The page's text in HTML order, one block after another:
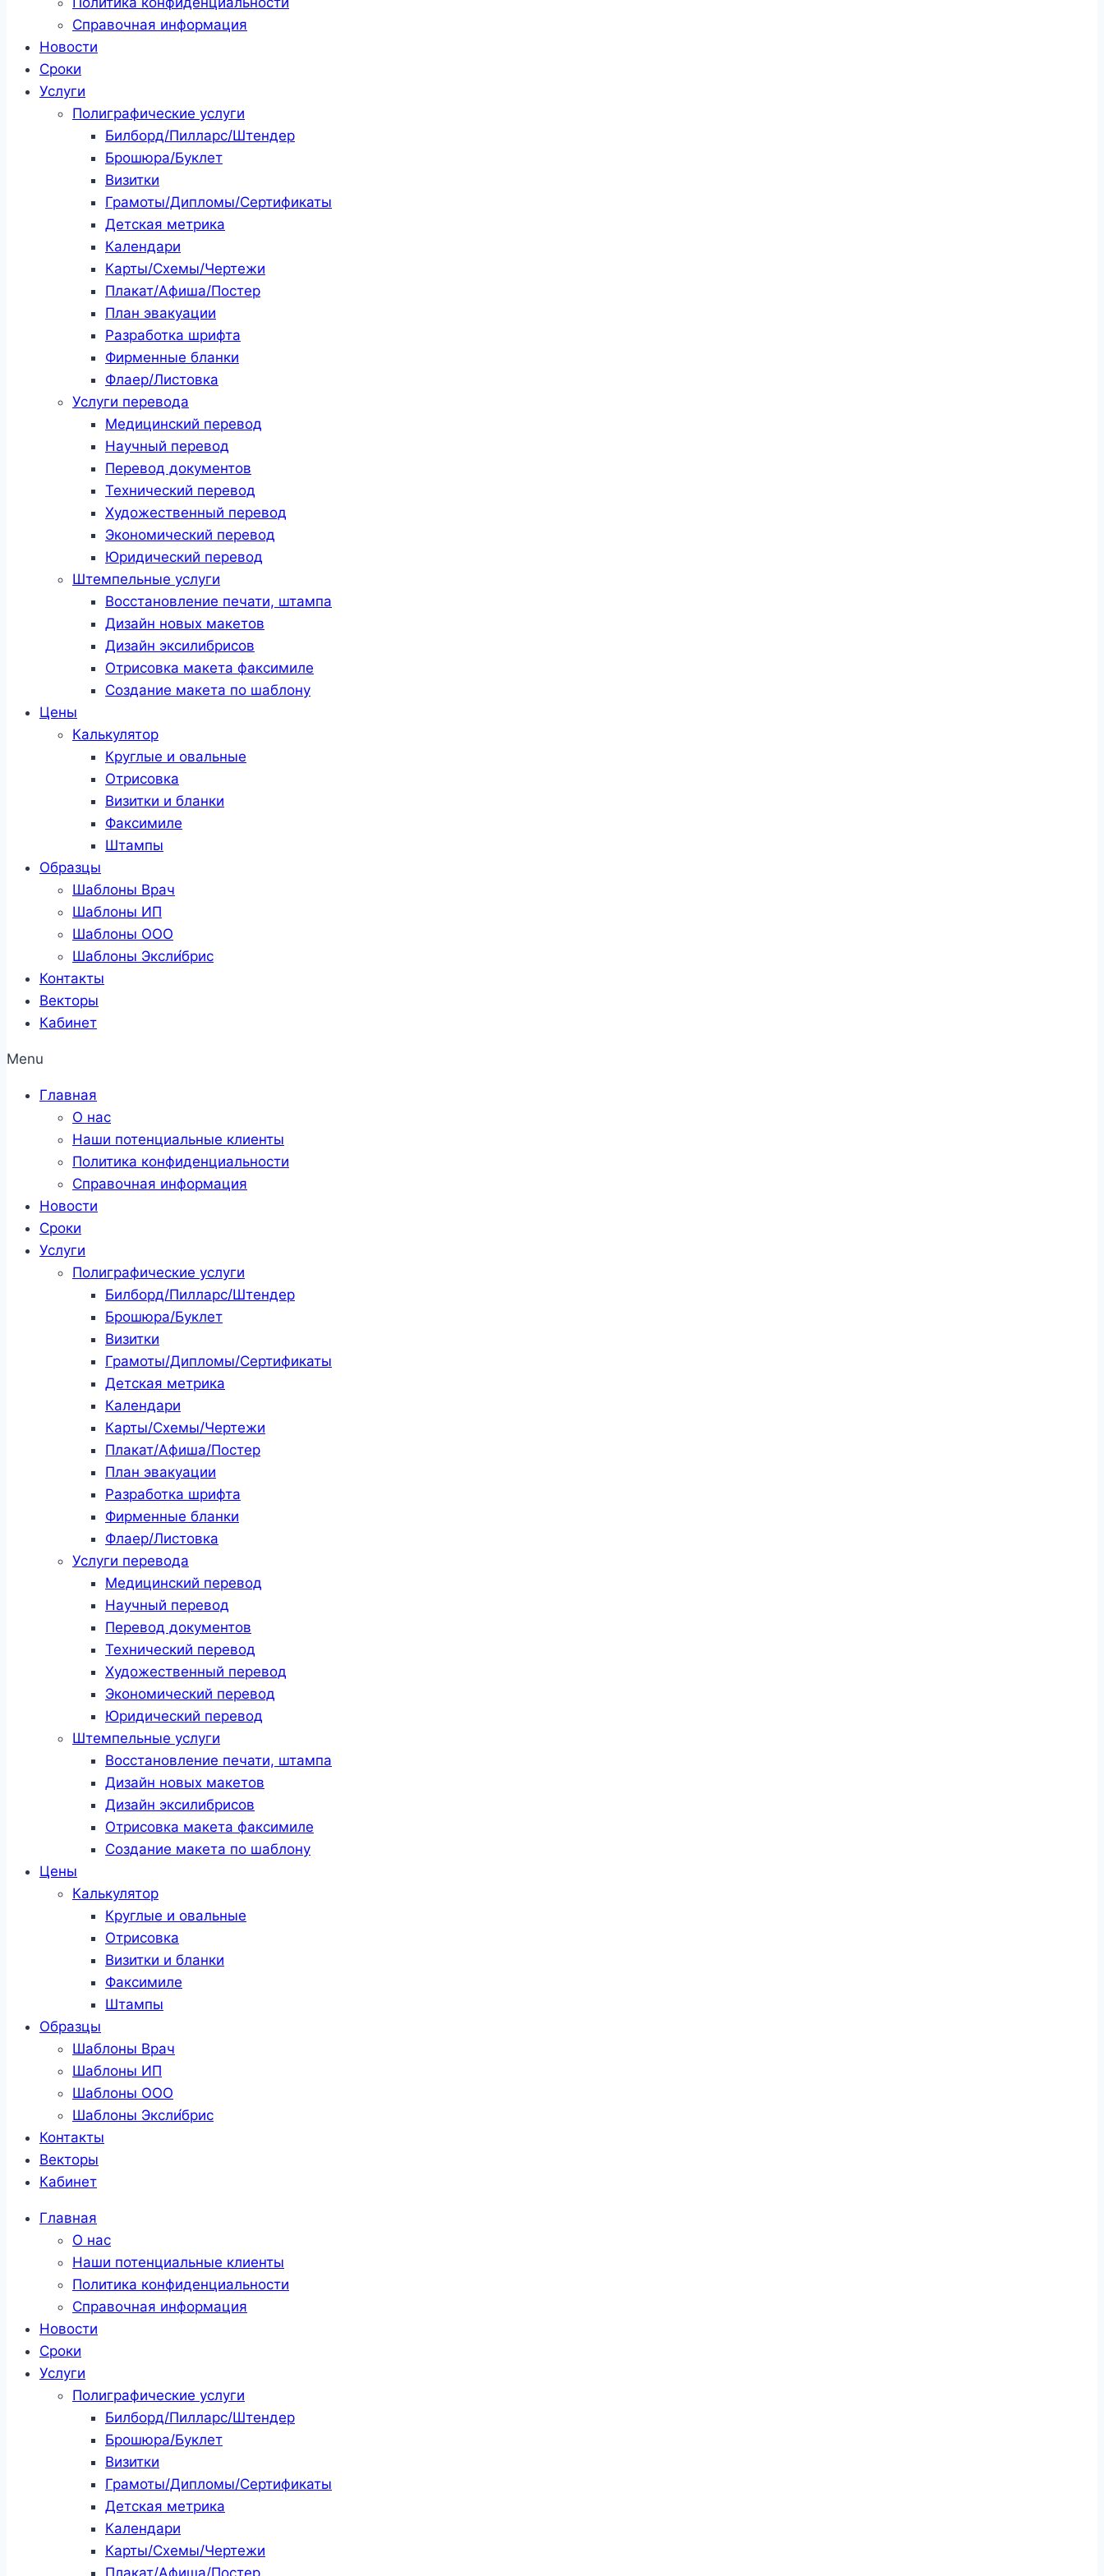
Справочная информация
Новости
Сроки
Услуги
Полиграфические услуги
Билборд/Пилларс/Штендер
Брошюра/Буклет
Визитки
Грамоты/Дипломы/Сертификаты
Детская метрика
Календари
Карты/Схемы/Чертежи
Плакат/Афиша/Постер
План эвакуации
Разработка шрифта
Фирменные бланки
Флаер/Листовка
Услуги перевода
Медицинский перевод
Научный перевод
Перевод документов
Технический перевод
Художественный перевод
Экономический перевод
Юридический перевод
Штемпельные услуги
Восстановление печати, штампа
Дизайн новых макетов
Дизайн эксилибрисов
Отрисовка макета факсимиле
Создание макета по шаблону
Цены
Калькулятор
Круглые и овальные
Отрисовка
Визитки и бланки
Факсимиле
Штампы
Образцы
Шаблоны Врач
Шаблоны ИП
Шаблоны ООО
Шаблоны Эксли́брис
Контакты
Векторы
Кабинет
Menu
Главная
О нас
Наши потенциальные клиенты
Политика конфиденциальности
Справочная информация
Новости
Сроки
Услуги
Полиграфические услуги
Билборд/Пилларс/Штендер
Брошюра/Буклет
Визитки
Грамоты/Дипломы/Сертификаты
Детская метрика
Календари
Карты/Схемы/Чертежи
Плакат/Афиша/Постер
План эвакуации
Разработка шрифта
Фирменные бланки
Флаер/Листовка
Услуги перевода
Медицинский перевод
Научный перевод
Перевод документов
Технический перевод
Художественный перевод
Экономический перевод
Юридический перевод
Штемпельные услуги
Восстановление печати, штампа
Дизайн новых макетов
Дизайн эксилибрисов
Отрисовка макета факсимиле
Создание макета по шаблону
Цены
Калькулятор
Круглые и овальные
Отрисовка
Визитки и бланки
Факсимиле
Штампы
Образцы
Шаблоны Врач
Шаблоны ИП
Шаблоны ООО
Шаблоны Эксли́брис
Контакты
Векторы
Кабинет
Главная
О нас
Наши потенциальные клиенты
Политика конфиденциальности
Справочная информация
Новости
Сроки
Услуги
Полиграфические услуги
Билборд/Пилларс/Штендер
Брошюра/Буклет
Визитки
Грамоты/Дипломы/Сертификаты
Детская метрика
Календари
Карты/Схемы/Чертежи
Плакат/Афиша/Постер